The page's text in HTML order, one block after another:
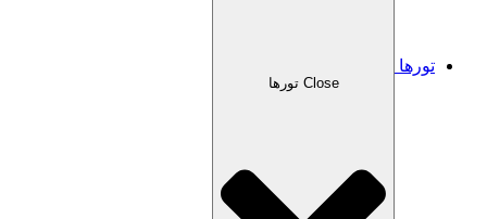
تورها
Close تورها